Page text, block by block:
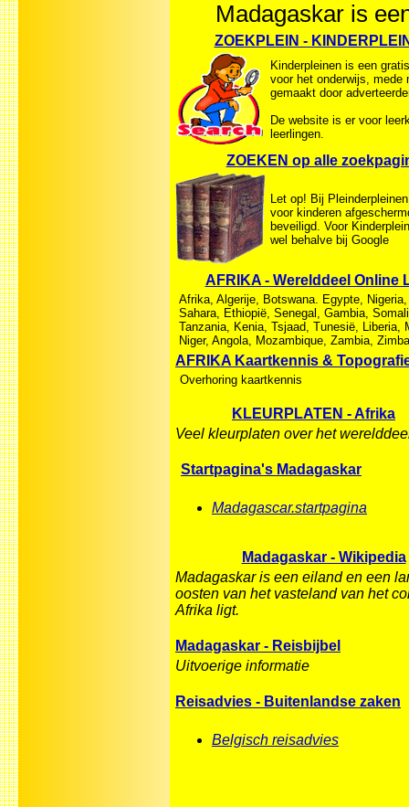
Madagaskar is
ZOEKPLEIN -
Kinderpleinen is een
voor het onderwijs, mede
gemaakt door
De website is er voor
leerlingen.
ZOEKEN op alle
Let op! Bij
voor kinderen
beveiligd. Voor
wel behalve bij Google
AFRIKA - Werelddeel Online
Afrika, Algerije, Botswana. Egypte,
Sahara, Ethiopië, Senegal, Gambia,
Tanzania, Kenia, Tsjaad, Tunesië, Liberia,
Niger, Angola, Mozambique, Zambia,
AFRIKA Kaartkennis &
Overhoring kaartkennis
KLEURPLATEN - Afrika
Veel kleurplaten over het
Startpagina's Madagaskar
Madagascar.startpagina
Madagaskar - Wikipedia
Madagaskar is een eiland en een
oosten van het vasteland van het
Afrika ligt.
Madagaskar - Reisbijbel
Uitvoerige informatie
Reisadvies - Buitenlandse zaken
Belgisch reisadvies